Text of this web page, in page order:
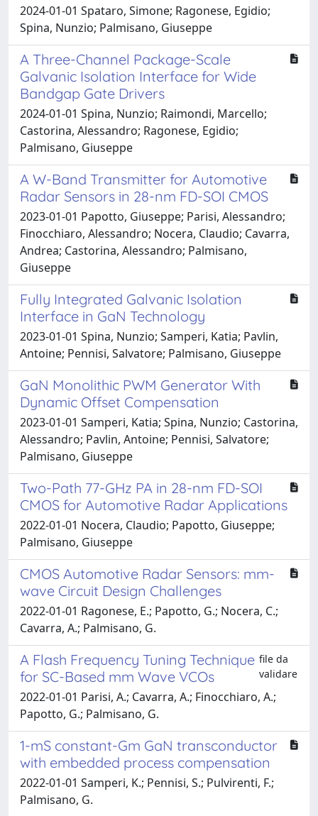
2024-01-01 Spataro, Simone; Ragonese, Egidio;
Spina, Nunzio; Palmisano, Giuseppe
A Three-Channel Package-Scale
Galvanic Isolation Interface for Wide
Bandgap Gate Drivers
2024-01-01 Spina, Nunzio; Raimondi, Marcello;
Castorina, Alessandro; Ragonese, Egidio;
Palmisano, Giuseppe
A W-Band Transmitter for Automotive
Radar Sensors in 28-nm FD-SOI CMOS
2023-01-01 Papotto, Giuseppe; Parisi, Alessandro;
Finocchiaro, Alessandro; Nocera, Claudio; Cavarra,
Andrea; Castorina, Alessandro; Palmisano,
Giuseppe
Fully Integrated Galvanic Isolation
Interface in GaN Technology
2023-01-01 Spina, Nunzio; Samperi, Katia; Pavlin,
Antoine; Pennisi, Salvatore; Palmisano, Giuseppe
GaN Monolithic PWM Generator With
Dynamic Offset Compensation
2023-01-01 Samperi, Katia; Spina, Nunzio; Castorina,
Alessandro; Pavlin, Antoine; Pennisi, Salvatore;
Palmisano, Giuseppe
Two-Path 77-GHz PA in 28-nm FD-SOI
CMOS for Automotive Radar Applications
2022-01-01 Nocera, Claudio; Papotto, Giuseppe;
Palmisano, Giuseppe
CMOS Automotive Radar Sensors: mm-
wave Circuit Design Challenges
2022-01-01 Ragonese, E.; Papotto, G.; Nocera, C.;
Cavarra, A.; Palmisano, G.
A Flash Frequency Tuning Technique
for SC-Based mm Wave VCOs
file da
validare
2022-01-01 Parisi, A.; Cavarra, A.; Finocchiaro, A.;
Papotto, G.; Palmisano, G.
1-mS constant-Gm GaN transconductor
with embedded process compensation
2022-01-01 Samperi, K.; Pennisi, S.; Pulvirenti, F.;
Palmisano, G.